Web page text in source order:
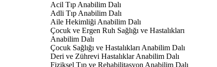
Acil Tıp Anabilim Dalı
Adli Tıp Anabilim Dalı
Aile Hekimliği Anabilim Dalı
Çocuk ve Ergen Ruh Sağlığı ve Hastalıkları
Anabilim Dalı
Çocuk Sağlığı ve Hastalıkları Anabilim Dalı
Deri ve Zührevi Hastalıklar Anabilim Dalı
Fiziksel Tıp ve Rehabilitasyon Anabilim Dalı